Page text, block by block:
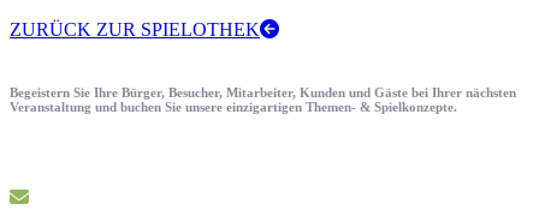
ZURÜCK ZUR SPIELOTHEK
Begeistern Sie Ihre Bürger, Besucher, Mitarbeiter, Kunden und Gäste bei Ihrer nächsten
Veranstaltung und buchen Sie unsere einzigartigen Themen- & Spielkonzepte.